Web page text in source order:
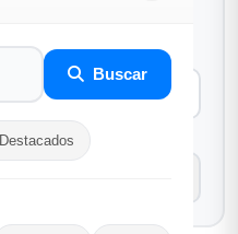
Buscar
Destacados